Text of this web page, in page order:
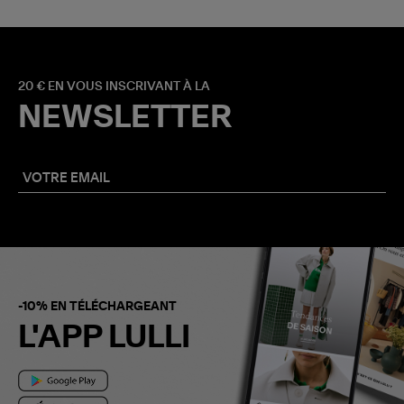
20 € EN VOUS INSCRIVANT À LA
NEWSLETTER
-10% EN TÉLÉCHARGEANT
L'APP LULLI